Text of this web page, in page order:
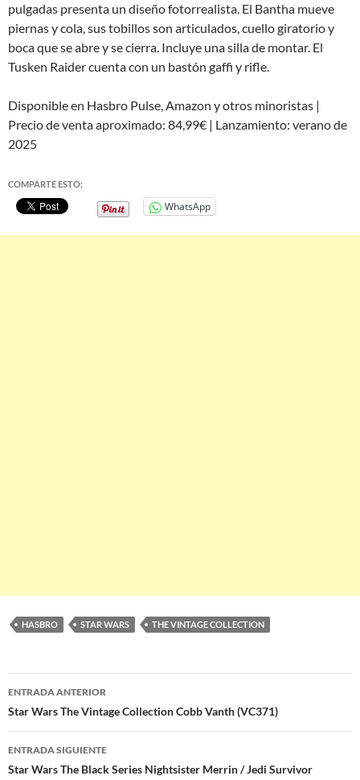
pulgadas presenta un diseño fotorrealista. El Bantha mueve
piernas y cola, sus tobillos son articulados, cuello giratorio y
boca que se abre y se cierra. Incluye una silla de montar. El
Tusken Raider cuenta con un bastón gaffi y rifle.
Disponible en Hasbro Pulse, Amazon y otros minoristas |
Precio de venta aproximado: 84,99€ | Lanzamiento: verano de
2025
COMPARTE ESTO:
WhatsApp
HASBRO STAR WARS THE VINTAGE COLLECTION
Navegación
de
entradas
ENTRADA ANTERIOR
Star Wars The Vintage Collection Cobb Vanth (VC371)
ENTRADA SIGUIENTE
Star Wars The Black Series Nightsister Merrin / Jedi Survivor